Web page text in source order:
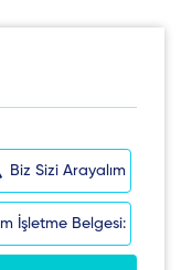
Biz Sizi Arayalım
İşletme Belgesi: